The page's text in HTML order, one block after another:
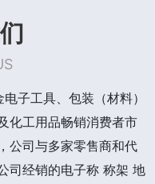
子工具、包装（材料）
化工用品畅销消费者市
公司与多家零售商和代
司经销的电子称 称架 地